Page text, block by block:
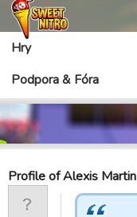
Hry
Podpora & Fóra
Profile of Alexis Martin